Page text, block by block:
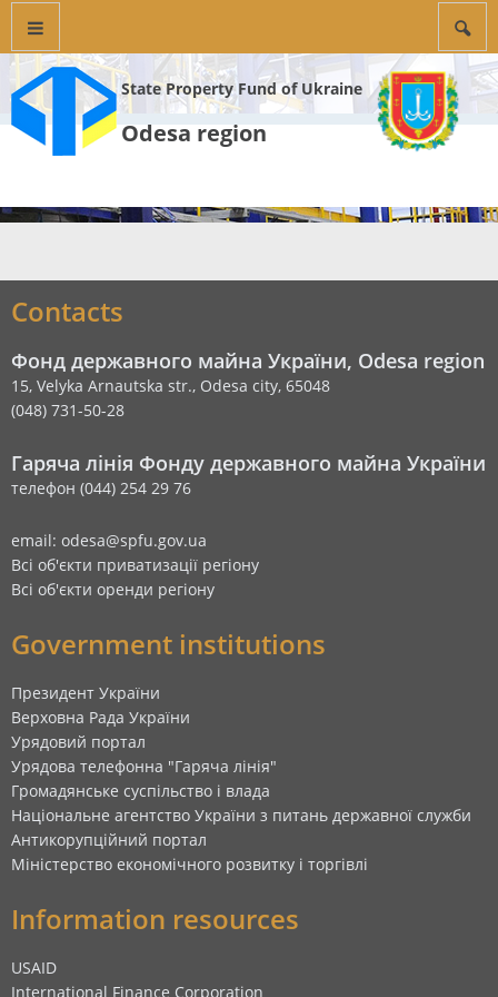
State Property Fund of Ukraine
Odesa region
Contacts
Фонд державного майна України, Odesa region
15, Velyka Arnautska str., Odesa city, 65048
(048) 731-50-28
Гаряча лінія Фонду державного майна України
телефон (044) 254 29 76
email: odesa@spfu.gov.ua
Всі об'єкти приватизації регіону
Всі об'єкти оренди регіону
Government institutions
Президент України
Верховна Рада України
Урядовий портал
Урядова телефонна "Гаряча лінія"
Громадянське суспільство і влада
Національне агентство України з питань державної служби
Антикорупційний портал
Міністерство економічного розвитку і торгівлі
Information resources
USAID
International Finance Corporation